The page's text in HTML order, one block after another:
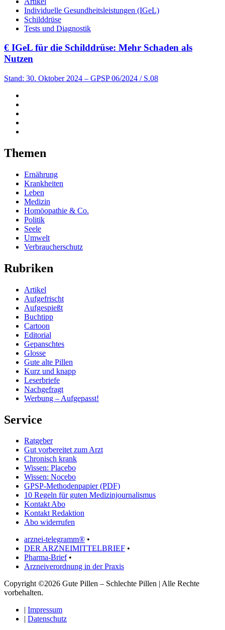
Individuelle Gesundheitsleistungen (IGeL)
Schilddrüse
Tests und Diagnostik
€ IGeL für die Schilddrüse: Mehr Schaden als
Nutzen
Stand: 30. Oktober 2024 – GPSP 06/2024 / S.08
Themen
Ernährung
Krankheiten
Leben
Medizin
Homöopathie & Co.
Politik
Seele
Umwelt
Verbraucherschutz
Rubriken
Artikel
Aufgefrischt
Aufgespießt
Buchtipp
Cartoon
Editorial
Gepanschtes
Glosse
Gute alte Pillen
Kurz und knapp
Leserbriefe
Nachgefragt
Werbung – Aufgepasst!
Service
Ratgeber
Gut vorbereitet zum Arzt
Chronisch krank
Wissen: Placebo
Wissen: Nocebo
GPSP-Methodenpapier (PDF)
10 Regeln für guten Medizinjournalismus
Kontakt Abo
Kontakt Redaktion
Abo widerrufen
arznei-telegramm® •
DER ARZNEIMITTELBRIEF •
Pharma-Brief•
Arzneiverordnung in der Praxis
Copyright ©2026 Gute Pillen – Schlechte Pillen | Alle Rechte
vorbehalten.
| Impressum
| Datenschutz